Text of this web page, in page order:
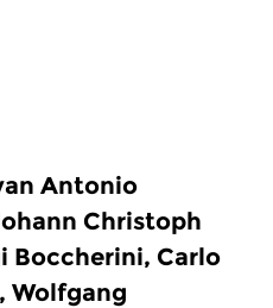
Antonio
Christoph
Boccherini, Carlo
Wolfgang